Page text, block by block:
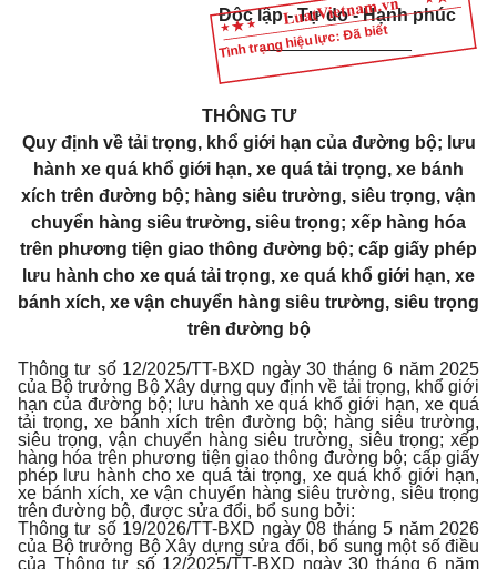
Tình trạng hiệu lực: Đã biết
Độc lập - Tự do - Hạnh phúc
_______________
THÔNG TƯ
Quy định về tải trọng, khổ giới hạn của đường bộ; lưu
hành xe quá khổ giới hạn, xe quá tải trọng, xe bánh
xích trên đường bộ; hàng siêu trường, siêu trọng, vận
chuyển hàng siêu trường, siêu trọng; xếp hàng hóa
trên phương tiện giao thông đường bộ; cấp giấy phép
lưu hành cho xe quá tải trọng, xe quá khổ giới hạn, xe
bánh xích, xe vận chuyển hàng siêu trường, siêu trọng
trên đường bộ
Thông tư số 12/2025/TT-BXD ngày 30 tháng 6 năm 2025
của Bộ trưởng Bộ Xây dựng quy định về tải trọng, khổ giới
hạn của đường bộ; lưu hành xe quá khổ giới hạn, xe quá
tải trọng, xe bánh xích trên đường bộ; hàng siêu trường,
siêu trọng, vận chuyển hàng siêu trường, siêu trọng; xếp
hàng hóa trên phương tiện giao thông đường bộ; cấp giấy
phép lưu hành cho xe quá tải trọng, xe quá khổ giới hạn,
xe bánh xích, xe vận chuyển hàng siêu trường, siêu trọng
trên đường bộ, được sửa đổi, bổ sung bởi:
Thông tư số 19/2026/TT-BXD ngày 08 tháng 5 năm 2026
của Bộ trưởng Bộ Xây dựng sửa đổi, bổ sung một số điều
của Thông tư số 12/2025/TT-BXD ngày 30 tháng 6 năm